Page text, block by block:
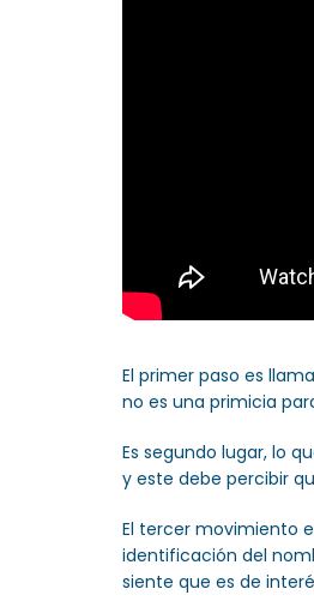
El primer paso es
no es una primicia
Es segundo lugar, lo
y este debe percibir
El tercer movimiento
identificación del
siente que es de